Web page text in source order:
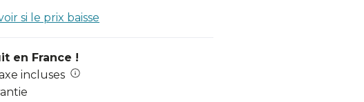
si le prix baisse
en France !
incluses